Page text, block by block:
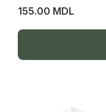
155.00 MDL